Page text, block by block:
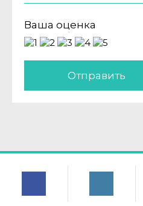
Ваша оценка
Отправить